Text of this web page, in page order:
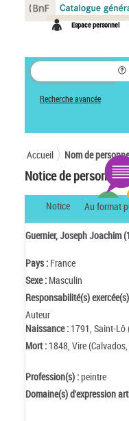
Espace personnel
Recherche avancée
Accueil Nom de personne
Notice de personne
Notice Au format
Guernier, Joseph Joachim
Pays : France
Sexe : Masculin
Responsabilité(s)
Auteur
Naissance : 1791, Saint-Lô
Mort : 1848, Vire
Profession(s) :peintre
Domaine(s) d'expression
Panneau de gestion des cookies